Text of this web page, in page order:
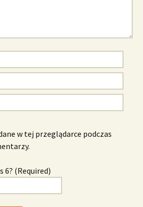
w tej przeglądarce podczas
6? (Required)